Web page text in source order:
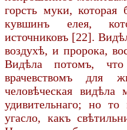
горсть муки,
кувшинъ елея,
источниковъ [22].
воздухѣ, и пророка,
Видѣла потомъ,
врачевствомъ
человѣческая видѣла
удивительнаго; но
угасло, какъ